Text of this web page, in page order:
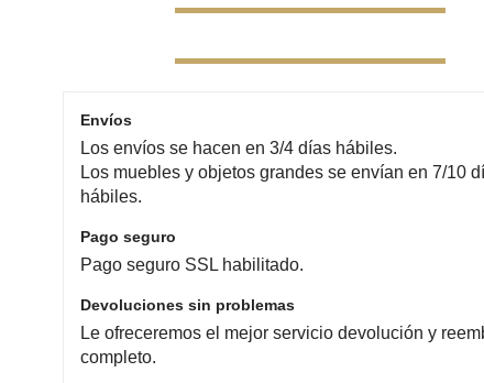
Envíos
Los envíos se hacen en 3/4 días hábiles.
Los muebles y objetos grandes se envían en 7/10
hábiles.
Pago seguro
Pago seguro SSL habilitado.
Devoluciones sin problemas
Le ofreceremos el mejor servicio devolución y
completo.